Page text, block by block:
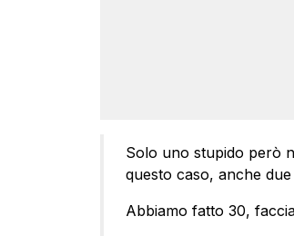
Solo uno stupido però
questo caso, anche
Abbiamo fatto 30,